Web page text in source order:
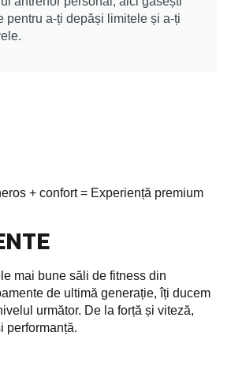
+ confort = Experiență premium
mai bune săli de fitness din
de ultimă generație, îți ducem
următor. De la forță și viteză,
performanță.
pentru a-ți depăși limitele și a-ți